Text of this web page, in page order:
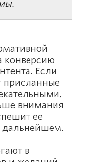
конверсию
Если
присланные
внимания
ее
дальнейшем.
в